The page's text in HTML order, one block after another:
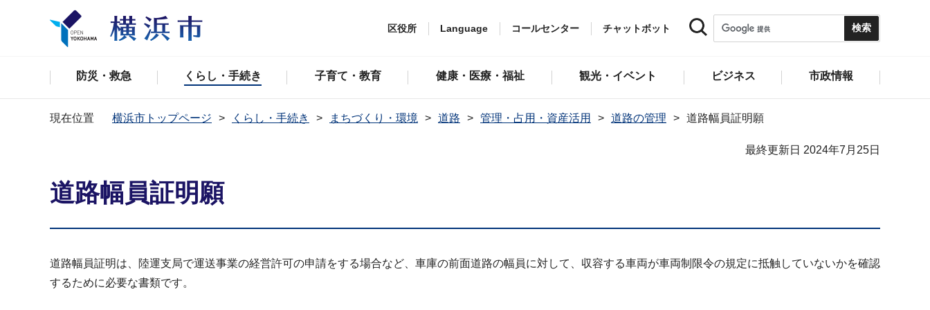
区役所 Language コールセンター チャットボット
防災・救急 くらし・手続き 子育て・教育 健康・医療・福祉 観光・イベント ビジネス 市政情報
現在位置 横浜市トップページ くらし・手続き まちづくり・環境 道路 管理・占用・資産活用 道路の管理 道路幅員証明願
最終更新日 2024年7月25日
道路幅員証明願
道路幅員証明は、陸運支局で運送事業の経営許可の申請をする場合など、車庫の前面道路の幅員に対して、収容する車両が車両制限令の規定に抵触していないかを確認
するために必要な書類です。